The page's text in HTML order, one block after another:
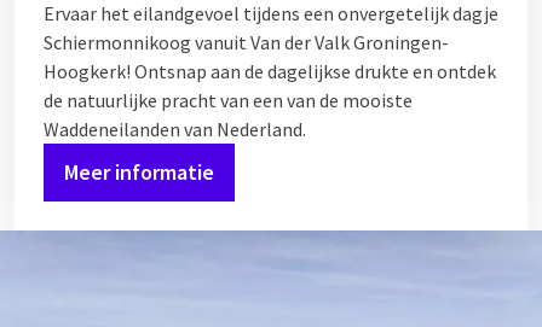
Ervaar het eilandgevoel tijdens een onvergetelijk dagje
Schiermonnikoog vanuit Van der Valk Groningen-
Hoogkerk! Ontsnap aan de dagelijkse drukte en ontdek
de natuurlijke pracht van een van de mooiste
Waddeneilanden van Nederland.
Meer informatie